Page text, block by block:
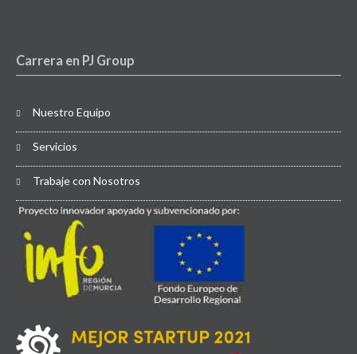
Carrera en PJ Group
Nuestro Equipo
Servicios
Trabaje con Nosotros